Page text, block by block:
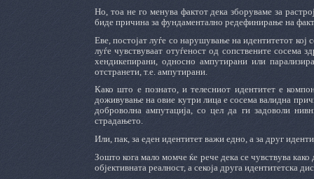
Но, тоа не го менува фактот дека зборуваме за
биде причина за фундаментално редефинирање на
Еве, постојат луѓе со нарушување на идентитетот
луѓе чувствуваат отуѓеност од сопствените сосема
хендикепирани, односно ампутирани или
отстранети, т.е. ампутирани.
Како што е познато, и телесниот идентитет е
доживување на овие кутри лица е сосема валидна
доброволна ампутација, со цел да ги задоволи
страдањето.
Или, пак, за еден идентитет важи едно, а за друг
Зошто кога мало момче ќе рече дека се чувствува
објективната реалност, а секоја друга идентитетска